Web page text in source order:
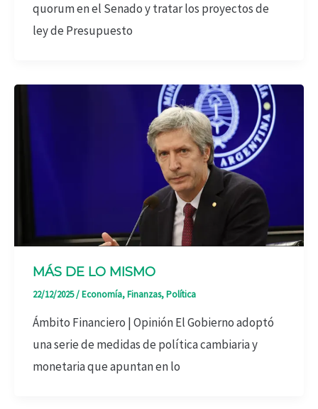
quorum en el Senado y tratar los proyectos de
ley de Presupuesto
MÁS DE LO MISMO
22/12/2025/Economía,Finanzas,Política
Ámbito Financiero | Opinión El Gobierno adoptó
una serie de medidas de política cambiaria y
monetaria que apuntan en lo